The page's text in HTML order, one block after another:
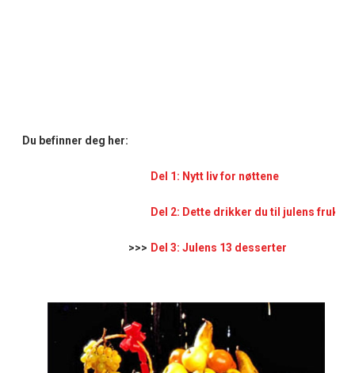
Du befinner deg her:
Del 1: Nytt liv for nøttene
Del 2: Dette drikker du til julens frukter
>>> Del 3: Julens 13 desserter